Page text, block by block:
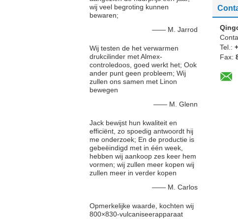
wij veel begroting kunnen
bewaren;
—— M. Jarrod
Wij testen de het verwarmen
drukcilinder met Almex-
controledoos, goed werkt het; Ook
ander punt geen probleem; Wij
zullen ons samen met Linon
bewegen
—— M. Glenn
Jack bewijst hun kwaliteit en
efficiënt, zo spoedig antwoordt hij
me onderzoek; En de productie is
gebeëindigd met in één week,
hebben wij aankoop zes keer hem
vormen; wij zullen meer kopen wij
zullen meer in verder kopen
—— M. Carlos
Opmerkelijke waarde, kochten wij
800×830-vulcaniseerapparaat
Tel.:
Fax: